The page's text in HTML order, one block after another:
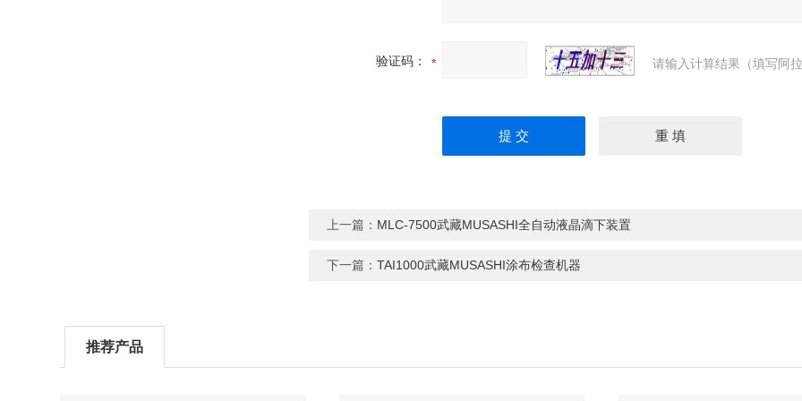
验证码： 请输入计算结果（填写阿
上一篇： MLC-7500武藏MUSASHI全自动液晶滴下装置
下一篇：TAI1000武藏MUSASHI涂布检查机器
推荐产品